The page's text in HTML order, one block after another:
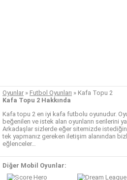
Oyunlar » Futbol Oyunları » Kafa Topu 2
Kafa Topu 2 Hakkında
Kafa topu 2 en iyi kafa futbolu oyunudur.
beğenilen ve istek alan oyunların serilerini
Arkadaşlar sizlerde eğer sitemizde
tek yapmanız gereken iletişim alanından
eğlenceler…
Diğer Mobil Oyunlar: